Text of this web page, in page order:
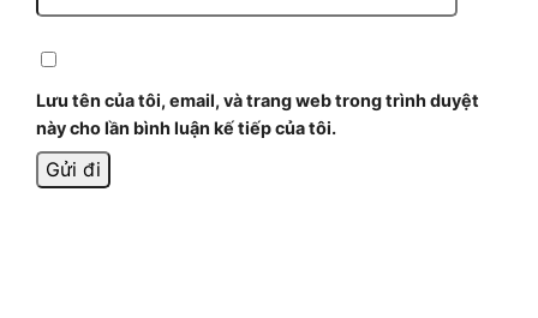
Lưu tên của tôi, email, và trang web trong trình duyệt
này cho lần bình luận kế tiếp của tôi.